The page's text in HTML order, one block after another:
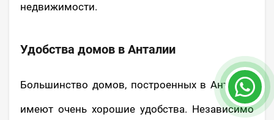
недвижимости.
Удобства домов в Анталии
Большинство домов, построенных в Анталии,
имеют очень хорошие удобства. Независимо